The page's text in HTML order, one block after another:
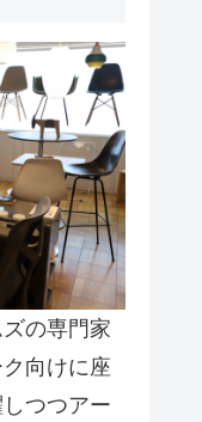
の専門家
向けに座
つつアー